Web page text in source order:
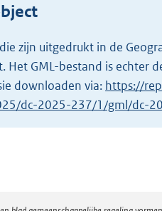
zijn uitgedrukt in de
GML-bestand is echter
downloaden via: https://
dc-2025-237/1/gml/dc-